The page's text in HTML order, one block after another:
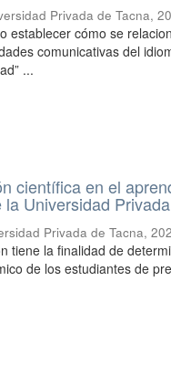
Privada de Tacna,
establecer cómo se
comunicativas del
...
científica en el
Universidad
Privada de Tacna,
tiene la finalidad de
de los estudiantes de